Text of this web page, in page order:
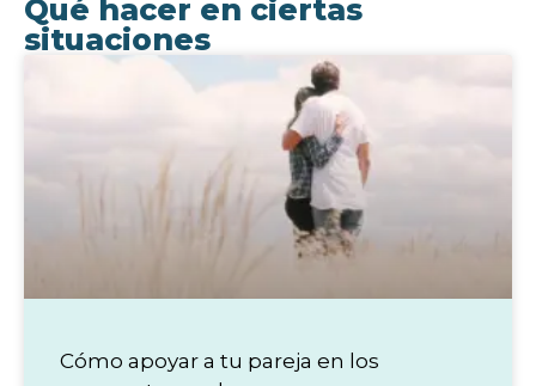
Qué hacer en ciertas
situaciones
Cómo apoyar a tu pareja en los